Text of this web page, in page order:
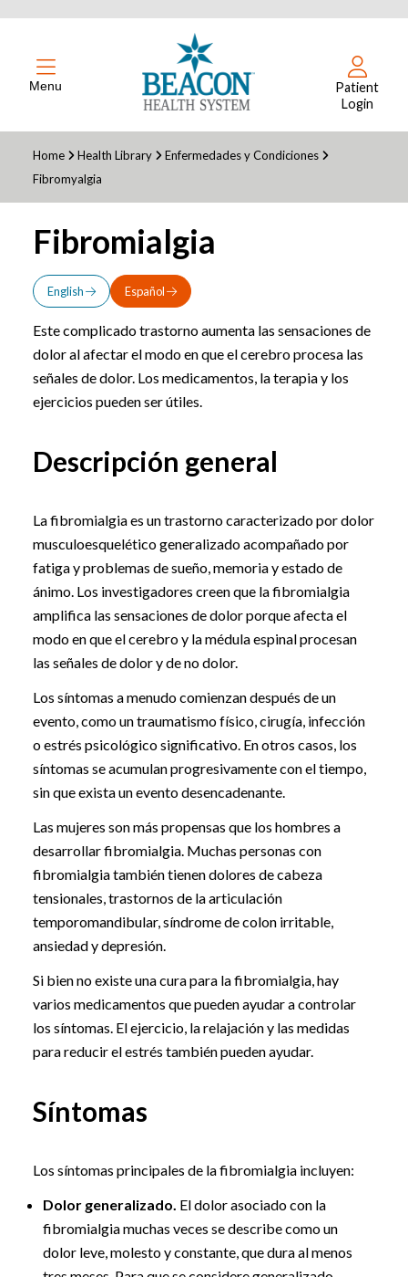
Menu
Patient
Login
Home Health Library
Enfermedades y Condiciones
Fibromyalgia
Fibromialgia
English Español
Este complicado trastorno aumenta las sensaciones de
dolor al afectar el modo en que el cerebro procesa las
señales de dolor. Los medicamentos, la terapia y los
ejercicios pueden ser útiles.
Descripción general
La fibromialgia es un trastorno caracterizado por dolor
musculoesquelético generalizado acompañado por
fatiga y problemas de sueño, memoria y estado de
ánimo. Los investigadores creen que la fibromialgia
amplifica las sensaciones de dolor porque afecta el
modo en que el cerebro y la médula espinal procesan
las señales de dolor y de no dolor.
Los síntomas a menudo comienzan después de un
evento, como un traumatismo físico, cirugía, infección
o estrés psicológico significativo. En otros casos, los
síntomas se acumulan progresivamente con el tiempo,
sin que exista un evento desencadenante.
Las mujeres son más propensas que los hombres a
desarrollar fibromialgia. Muchas personas con
fibromialgia también tienen dolores de cabeza
tensionales, trastornos de la articulación
temporomandibular, síndrome de colon irritable,
ansiedad y depresión.
Si bien no existe una cura para la fibromialgia, hay
varios medicamentos que pueden ayudar a controlar
los síntomas. El ejercicio, la relajación y las medidas
para reducir el estrés también pueden ayudar.
Síntomas
Los síntomas principales de la fibromialgia incluyen:
Dolor generalizado. El dolor asociado con la
fibromialgia muchas veces se describe como un
dolor leve, molesto y constante, que dura al menos